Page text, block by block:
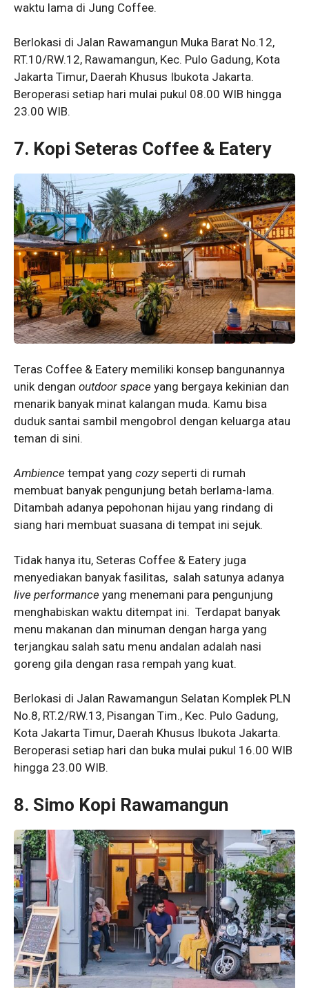
waktu lama di Jung Coffee.
Berlokasi di Jalan Rawamangun Muka Barat No.12,
RT.10/RW.12, Rawamangun, Kec. Pulo Gadung, Kota
Jakarta Timur, Daerah Khusus Ibukota Jakarta.
Beroperasi setiap hari mulai pukul 08.00 WIB hingga
23.00 WIB.
7. Kopi Seteras Coffee & Eatery
Teras Coffee & Eatery memiliki konsep bangunannya
unik dengan outdoor space yang bergaya kekinian dan
menarik banyak minat kalangan muda. Kamu bisa
duduk santai sambil mengobrol dengan keluarga atau
teman di sini.
Ambience tempat yang cozy seperti di rumah
membuat banyak pengunjung betah berlama-lama.
Ditambah adanya pepohonan hijau yang rindang di
siang hari membuat suasana di tempat ini sejuk.
Tidak hanya itu, Seteras Coffee & Eatery juga
menyediakan banyak fasilitas, salah satunya adanya
live performance yang menemani para pengunjung
menghabiskan waktu ditempat ini. Terdapat banyak
menu makanan dan minuman dengan harga yang
terjangkau salah satu menu andalan adalah nasi
goreng gila dengan rasa rempah yang kuat.
Berlokasi di Jalan Rawamangun Selatan Komplek PLN
No.8, RT.2/RW.13, Pisangan Tim., Kec. Pulo Gadung,
Kota Jakarta Timur, Daerah Khusus Ibukota Jakarta.
Beroperasi setiap hari dan buka mulai pukul 16.00 WIB
hingga 23.00 WIB.
8. Simo Kopi Rawamangun